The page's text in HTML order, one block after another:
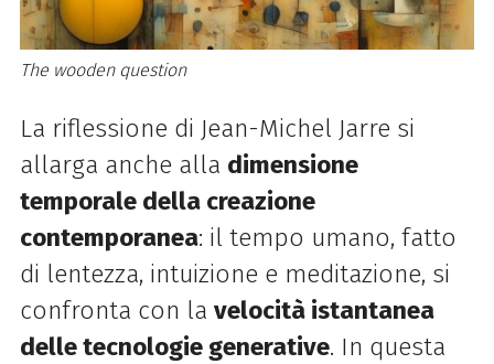
The wooden question
La riflessione di Jean-Michel Jarre si
allarga anche alla dimensione
temporale della creazione
contemporanea: il tempo umano, fatto
di lentezza, intuizione e meditazione, si
confronta con la velocità istantanea
delle tecnologie generative. In questa